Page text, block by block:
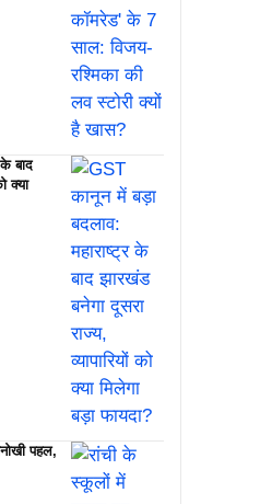
बाद
क्या
पहल,